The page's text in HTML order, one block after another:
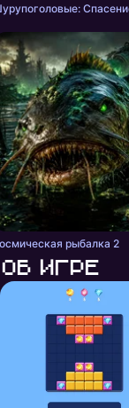
рыбалка 2
Об игре